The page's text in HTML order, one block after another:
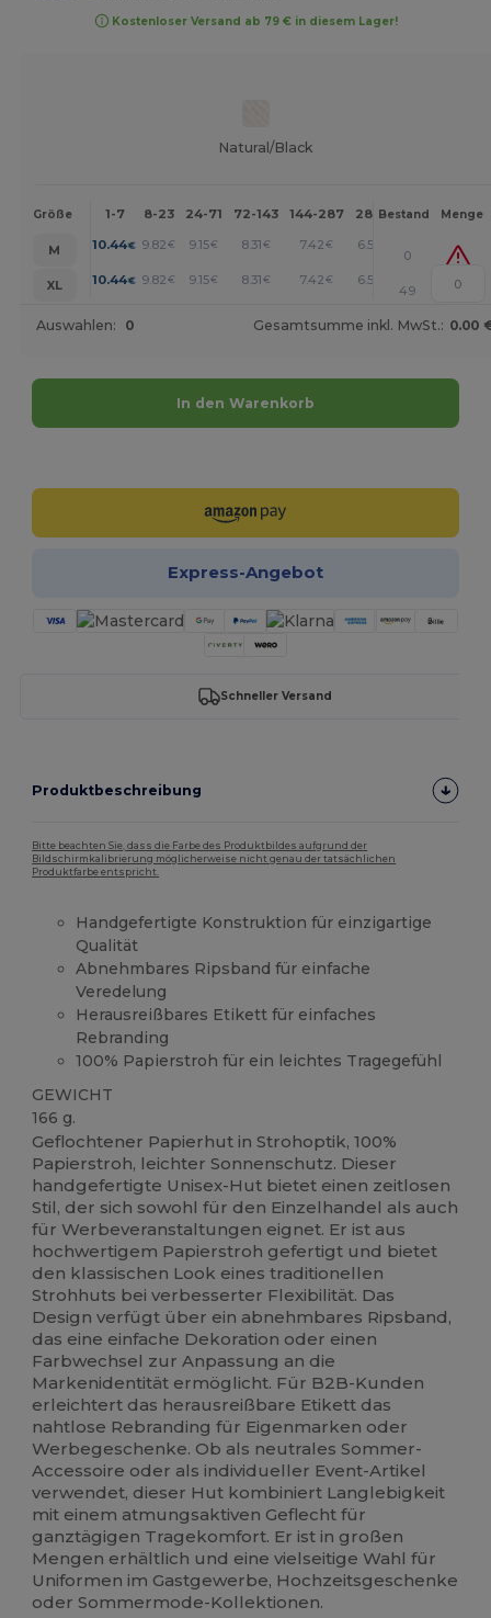
Kostenloser Versand ab 79 € in diesem Lager!
Natural/Black
Größe 1-7 8-23 24-71 72-143 144-287 288 + Mehr
Bestand Menge
M 10.44€ 9.82 € 9.15€ 8.31€ 7.42 € 6.53
0
XL
10.44€ 9.82 € 9.15€ 8.31€ 7.42 € 6.53 +
49
Auswahlen: 0 Gesamtsumme inkl. MwSt.: 0.00
In den Warenkorb
Express-Angebot
Schneller Versand
Produktbeschreibung
Bitte beachten Sie, dass die Farbe des Produktbildes aufgrund der
Bildschirmkalibrierung möglicherweise nicht genau der tatsächlichen
Produktfarbe entspricht.
Handgefertigte Konstruktion für einzigartige
Qualität
Abnehmbares Ripsband für einfache
Veredelung
Herausreißbares Etikett für einfaches
Rebranding
100% Papierstroh für ein leichtes Tragegefühl
GEWICHT
166 g.
Geflochtener Papierhut in Strohoptik, 100%
Papierstroh, leichter Sonnenschutz. Dieser
handgefertigte Unisex-Hut bietet einen zeitlosen
Stil, der sich sowohl für den Einzelhandel als auch
für Werbeveranstaltungen eignet. Er ist aus
hochwertigem Papierstroh gefertigt und bietet
den klassischen Look eines traditionellen
Strohhuts bei verbesserter Flexibilität. Das
Design verfügt über ein abnehmbares Ripsband,
das eine einfache Dekoration oder einen
Farbwechsel zur Anpassung an die
Markenidentität ermöglicht. Für B2B-Kunden
erleichtert das herausreißbare Etikett das
nahtlose Rebranding für Eigenmarken oder
Werbegeschenke. Ob als neutrales Sommer-
Accessoire oder als individueller Event-Artikel
verwendet, dieser Hut kombiniert Langlebigkeit
mit einem atmungsaktiven Geflecht für
ganztägigen Tragekomfort. Er ist in großen
Mengen erhältlich und eine vielseitige Wahl für
Uniformen im Gastgewerbe, Hochzeitsgeschenke
oder Sommermode-Kollektionen.